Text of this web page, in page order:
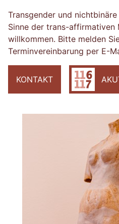
Transgender und
Sinne der trans-affirmativen
willkommen. Bitte melden
Terminvereinbarung per E-
KONTAKT